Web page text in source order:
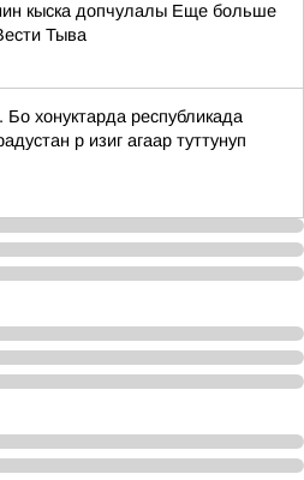
кыска допчулалы Еще больше
Тыва
Бо хонуктарда республикада
р изиг агаар туттунуп